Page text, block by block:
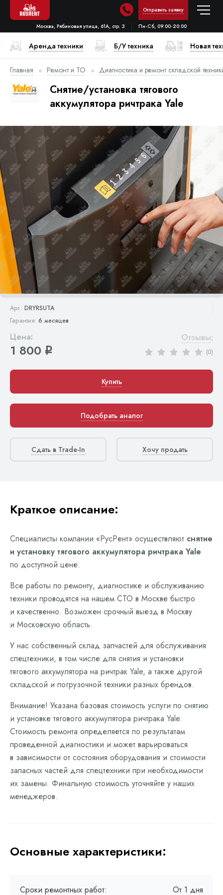
Отправить заявку
Москва, Рябиновая улица, 61А, стр. 3 Пн-Сб, 09:00-20:00
Аренда техники Б/У техника Новая
Главная Ремонт и ТО Диагностика и ремонт складской
Снятие/установка тягового
аккумулятора ричтрака Yale
Арт.: DRYRSUTA
Гарантия: 6 месяцев
Цена:
1 800 q
Отзывы:
(0)
Купить
Подобрать аналог
Сдать в Trade-In Хочу продать
Краткое описание:
Специалисты компании «РусРент» осуществляют снятие
и установку тягового аккумулятора ричтрака Yale
по доступной цене.
Все работы по ремонту, диагностике и обслуживанию
техники проводятся на нашем СТО в Москве быстро
и качественно. Возможен срочный выезд в Москву
и Московскую область.
У нас собственный склад запчастей для обслуживания
спецтехники, в том числе для снятия и установки
тягового аккумулятора на ричтрак Yale, а также другой
складской и погрузочной техники разных брендов.
Внимание! Указана базовая стоимость услуги по снятию
и установке тягового аккумулятора ричтрака Yale.
Стоимость ремонта определяется по результатам
проведенной диагностики и может варьироваться
в зависимости от состояния оборудования и стоимости
запасных частей для спецтехники при необходимости
их замены. Финальную стоимость уточняйте у наших
менеджеров.
Основные характеристики:
Сроки ремонтных работ: От 1 дня